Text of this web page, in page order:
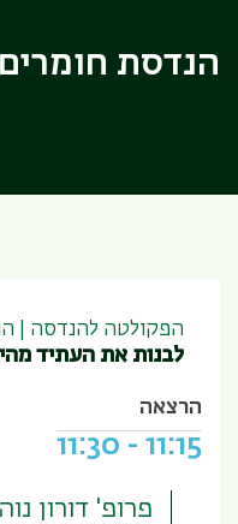
הנדסת חומרים
הפקולטה להנדסה |
לבנות את העתיד
הרצאה
11:15
-
11:30
פרופ' דורון נוה